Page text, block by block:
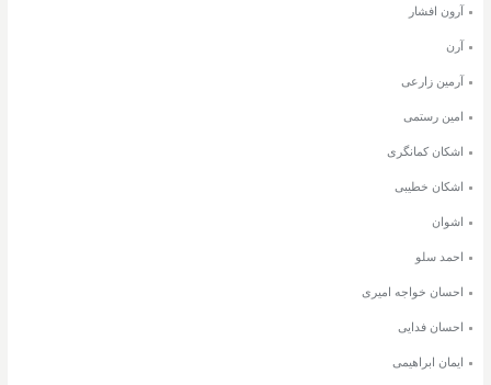
آرون افشار
آرن
آرمین زارعی
امین رستمی
اشکان کمانگری
اشکان خطیبی
اشوان
احمد سلو
احسان خواجه امیری
احسان فدایی
ایمان ابراهیمی